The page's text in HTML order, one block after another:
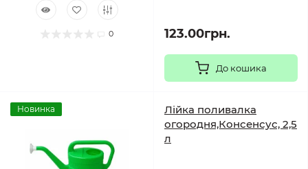
0 123.00грн.
До кошика
Новинка
Лійка поливалка
огородня,Консенсус, 2,5
л